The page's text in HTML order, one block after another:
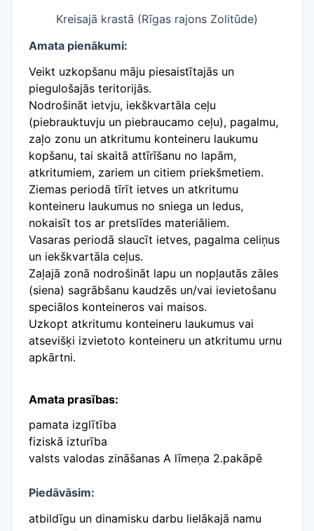
Kreisajā krastā (Rīgas rajons Zolitūde)
Amata pienākumi:
Veikt uzkopšanu māju piesaistītajās un
piegulošajās teritorijās.
Nodrošināt ietvju, iekškvartāla ceļu
(piebrauktuvju un piebraucamo ceļu), pagalmu,
zaļo zonu un atkritumu konteineru laukumu
kopšanu, tai skaitā attīrīšanu no lapām,
atkritumiem, zariem un citiem priekšmetiem.
Ziemas periodā tīrīt ietves un atkritumu
konteineru laukumus no sniega un ledus,
nokaisīt tos ar pretslīdes materiāliem.
Vasaras periodā slaucīt ietves, pagalma celiņus
un iekškvartāla ceļus.
Zaļajā zonā nodrošināt lapu un nopļautās zāles
(siena) sagrābšanu kaudzēs un/vai ievietošanu
speciālos konteineros vai maisos.
Uzkopt atkritumu konteineru laukumus vai
atsevišķi izvietoto konteineru un atkritumu urnu
apkārtni.
Amata prasības:
pamata izglītība
fiziskā izturība
valsts valodas zināšanas A līmeņa 2.pakāpē
Piedāvāsim:
atbildīgu un dinamisku darbu lielākajā namu